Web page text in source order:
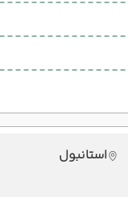
استانبول